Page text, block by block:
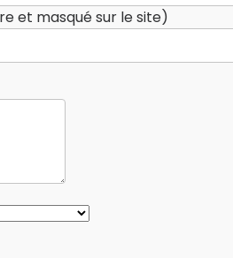
et masqué sur le site)